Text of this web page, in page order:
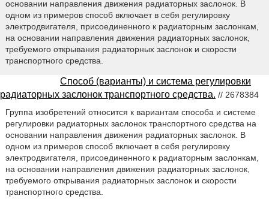
основании направления движения радиаторных заслонок. В
одном из примеров способ включает в себя регулировку
электродвигателя, присоединенного к радиаторным заслонкам,
на основании направления движения радиаторных заслонок,
требуемого открывания радиаторных заслонок и скорости
транспортного средства.
Способ (варианты) и система регулировки
радиаторных заслонок транспортного средства. // 2678384
Группа изобретений относится к вариантам способа и системе
регулировки радиаторных заслонок транспортного средства на
основании направления движения радиаторных заслонок. В
одном из примеров способ включает в себя регулировку
электродвигателя, присоединенного к радиаторным заслонкам,
на основании направления движения радиаторных заслонок,
требуемого открывания радиаторных заслонок и скорости
транспортного средства.